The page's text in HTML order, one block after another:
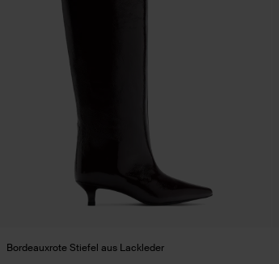
Bordeauxrote Stiefel aus Lackleder